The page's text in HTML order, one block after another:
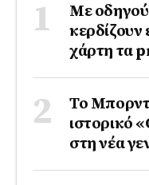
Με
χάρτη τα
Το
ιστορικό
στη νέα